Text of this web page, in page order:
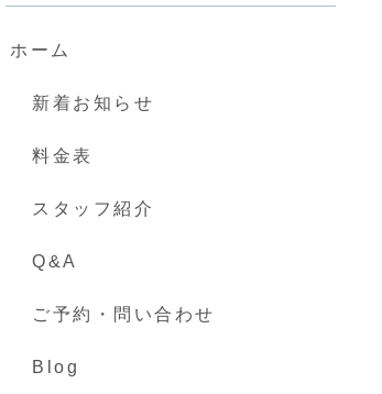
ホーム
新着お知らせ
料金表
スタッフ紹介
Q&A
ご予約・問い合わせ
Blog